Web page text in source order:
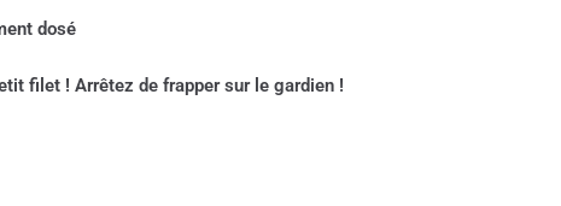
dosé
filet ! Arrêtez de frapper sur le gardien !